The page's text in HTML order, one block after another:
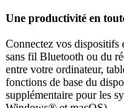
Une productivité en
Connectez vos
sans fil Bluetooth ou du
entre votre ordinateur,
fonctions de base du
supplémentaire pour les